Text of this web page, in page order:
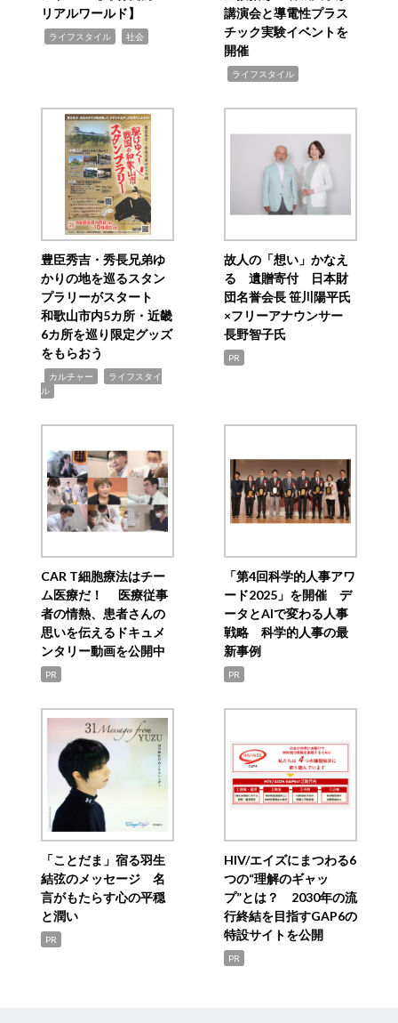
リアルワールド】
ライフスタイル 社会
講演会と導電性プラス
チック実験イベントを
開催
ライフスタイル
豊臣秀吉・秀長兄弟ゆ
かりの地を巡るスタン
プラリーがスタート
和歌山市内5カ所・近畿
6カ所を巡り限定グッズ
をもらおう
カルチャー
ライフスタイ
ル
故人の「想い」かなえ
る 遺贈寄付 日本財
団名誉会長 笹川陽平氏
×フリーアナウンサー
長野智子氏
PR
CAR T細胞療法はチー
ム医療だ！ 医療従事
者の情熱、患者さんの
思いを伝えるドキュメ
ンタリー動画を公開中
PR
「第4回科学的人事アワ
ード2025」を開催 デ
ータとAIで変わる人事
戦略 科学的人事の最
新事例
PR
「ことだま」宿る羽生
結弦のメッセージ 名
言がもたらす心の平穏
と潤い
PR
HIV/エイズにまつわる6
つの“理解のギャッ
プ”とは？ 2030年の流
行終結を目指すGAP6の
特設サイトを公開
PR